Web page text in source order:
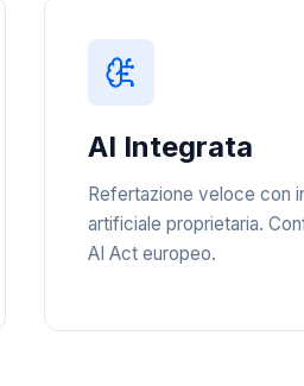
AI Integrata
Refertazione veloce con
artificiale proprietaria.
AI Act europeo.